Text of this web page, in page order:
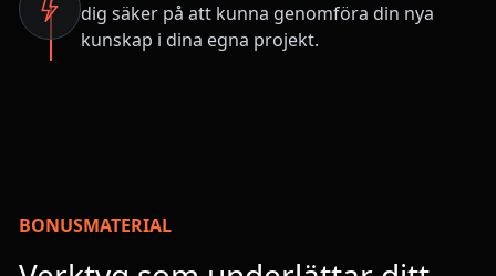
dig säker på att kunna genomföra din nya
kunskap i dina egna projekt.
BONUSMATERIAL